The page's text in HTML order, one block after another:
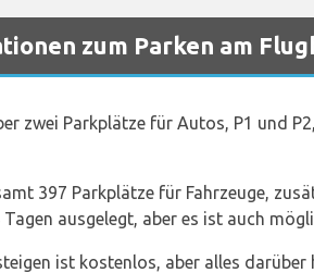
zum Parken am
zwei Parkplätze für Autos, P1 und
397 Parkplätze für Fahrzeuge,
ausgelegt, aber es ist auch
ist kostenlos, aber alles